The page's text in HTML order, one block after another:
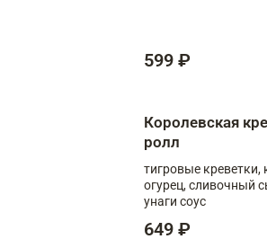
599 ₽
Королевская
ролл
тигровые креветки,
огурец, сливочный
унаги соус
649 ₽